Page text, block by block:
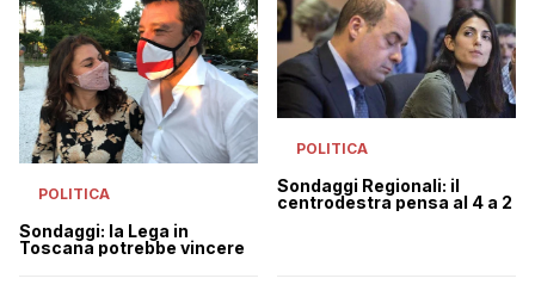
POLITICA
Sondaggi: la Lega in
Toscana potrebbe vincere
POLITICA
Sondaggi Regionali: il
centrodestra pensa al 4 a 2